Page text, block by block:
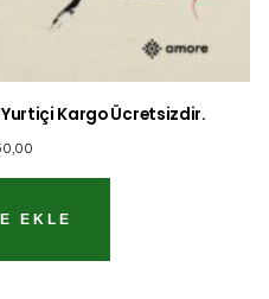
Yurtiçi Kargo Ücretsizdir.
EKLE